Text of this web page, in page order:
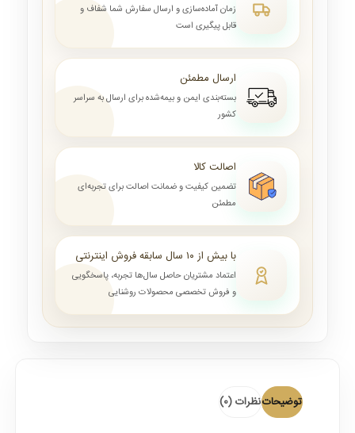
زمان آماده‌سازی و ارسال سفارش شما شفاف و
قابل پیگیری است
ارسال مطمئن
بسته‌بندی ایمن و بیمه‌شده برای ارسال به سراسر
کشور
اصالت کالا
تضمین کیفیت و ضمانت اصالت برای تجربه‌ای
مطمئن
با بیش از ۱۰ سال سابقه فروش اینترنتی
اعتماد مشتریان حاصل سال‌ها تجربه، پاسخگویی
و فروش تخصصی محصولات روشنایی
توضیحاتنظرات (0)